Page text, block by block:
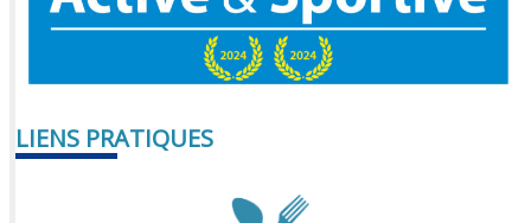
LIENS PRATIQUES